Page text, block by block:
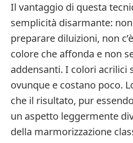
Il vantaggio di questa
semplicità disarmante:
preparare diluizioni, non
colore che affonda e non
addensanti. I colori acrilici
ovunque e costano poco.
che il risultato, pur
un aspetto leggermente
della marmorizzazione